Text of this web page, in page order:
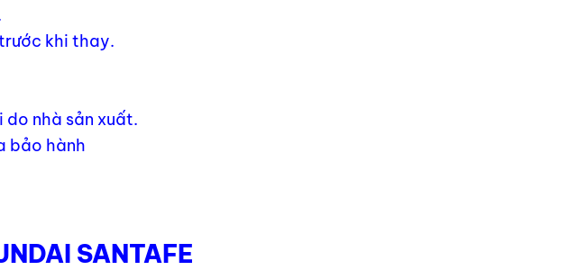
khi thay.
nhà sản xuất.
bảo hành
SANTAFE